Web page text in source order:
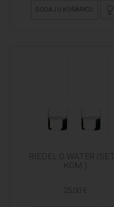
DODAJ U KOŠARICU
RIEDEL O WATER
KOM.)
25,00 €